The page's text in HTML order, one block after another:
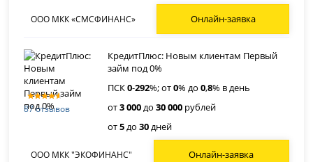
ООО МКК «СМСФИНАНС» Онлайн-заявка
87 отзывов
КредитПлюс: Новым клиентам Первый
займ под 0%
ПСК0-292%; от0% до0,8% в день
от3 000до30 000 рублей
от5до30дней
ООО МКК "ЭКОФИНАНС" Онлайн-заявка